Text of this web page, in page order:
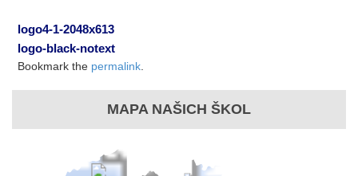
logo4-1-2048x613
logo-black-notext
Bookmark the permalink
MAPA NAŠICH ŠKOL